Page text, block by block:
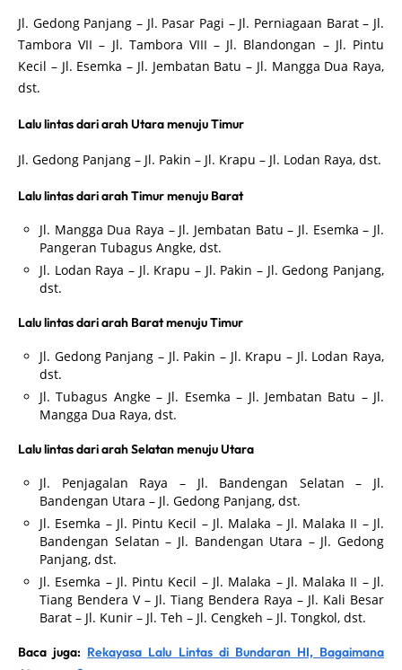
Jl. Gedong Panjang – Jl. Pasar Pagi – Jl. Perniagaan Barat – Jl.
Tambora VII – Jl. Tambora VIII – Jl. Blandongan – Jl. Pintu
Kecil – Jl. Esemka – Jl. Jembatan Batu – Jl. Mangga Dua Raya,
dst.
Lalu lintas dari arah Utara menuju Timur
Jl. Gedong Panjang – Jl. Pakin – Jl. Krapu – Jl. Lodan Raya, dst.
Lalu lintas dari arah Timur menuju Barat
Jl. Mangga Dua Raya – Jl. Jembatan Batu – Jl. Esemka – Jl.
Pangeran Tubagus Angke, dst.
Jl. Lodan Raya – Jl. Krapu – Jl. Pakin – Jl. Gedong Panjang,
dst.
Lalu lintas dari arah Barat menuju Timur
Jl. Gedong Panjang – Jl. Pakin – Jl. Krapu – Jl. Lodan Raya,
dst.
Jl. Tubagus Angke – Jl. Esemka – Jl. Jembatan Batu – Jl.
Mangga Dua Raya, dst.
Lalu lintas dari arah Selatan menuju Utara
Jl. Penjagalan Raya – Jl. Bandengan Selatan – Jl.
Bandengan Utara – Jl. Gedong Panjang, dst.
Jl. Esemka – Jl. Pintu Kecil – Jl. Malaka – Jl. Malaka II – Jl.
Bandengan Selatan – Jl. Bandengan Utara – Jl. Gedong
Panjang, dst.
Jl. Esemka – Jl. Pintu Kecil – Jl. Malaka – Jl. Malaka II – Jl.
Tiang Bendera V – Jl. Tiang Bendera Raya – Jl. Kali Besar
Barat – Jl. Kunir – Jl. Teh – Jl. Cengkeh – Jl. Tongkol, dst.
Baca juga: Rekayasa Lalu Lintas di Bundaran HI, Bagaimana